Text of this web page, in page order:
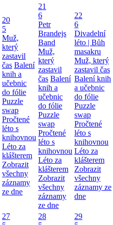
20
5
Muž,
který
zastavil
čas Balení
knih a
učebnic
do fólie
Puzzle
swap
Pročtené
léto s
knihovnou
Léto za
klášterem
Zobrazit
všechny
záznamy
ze dne
21
6
Petr
Brandejs
Band
Muž,
který
zastavil
čas Balení
knih a
učebnic
do fólie
Puzzle
swap
Pročtené
léto s
knihovnou
Léto za
klášterem
Zobrazit
všechny
záznamy
ze dne
22
6
Divadelní
léto | Bůh
masakru
Muž, který
zastavil čas
Balení knih
a učebnic
do fólie
Puzzle
swap
Pročtené
léto s
knihovnou
Léto za
klášterem
Zobrazit
všechny
záznamy ze
dne
27
28
29